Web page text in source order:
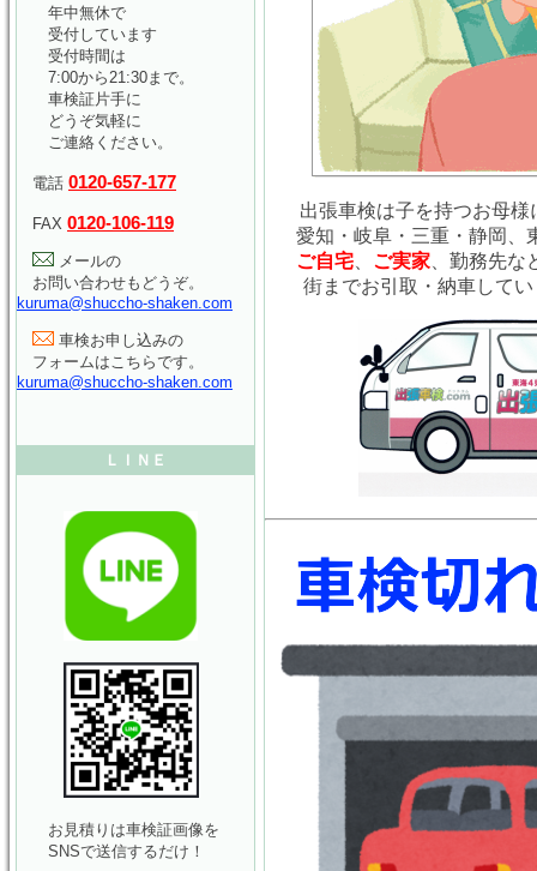
出張車検は子を持つお母様
愛知・岐阜・三重・静岡、
ご自宅
ご実家 、勤務先な
街までお引取・納車してい
年中無休で
受付しています
受付時間は
7:00から21:30まで。
車検証片手に
どうぞ気軽に
ご連絡ください。
電話 0120-657-177
FAX 0120-106-119
メールの
お問い合わせもどうぞ。
kuruma@shuccho-shaken.com
車検お申し込みの
フォームはこちらです。
kuruma@shuccho-shaken.com
ＬＩＮＥ
お見積りは車検証画像を
SNSで送信するだけ！